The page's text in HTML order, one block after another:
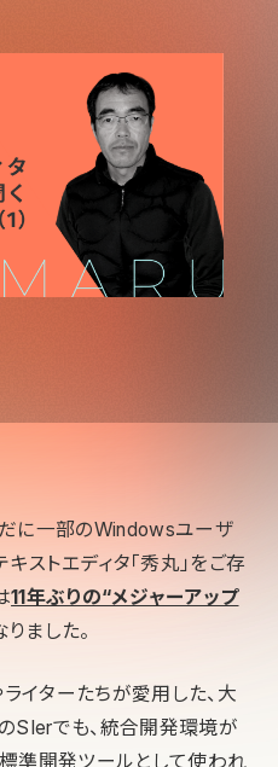
だに一部のWindowsユーザ
ストエディタ「秀丸」をご存
11年ぶりの“メジャーアップ
りました。
イターたちが愛用した、大
のSIerでも、統合開発環境が
準開発ツールとして使われ